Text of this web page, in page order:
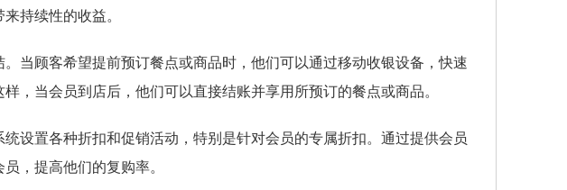
持续性的收益。
当顾客希望提前预订餐点或商品时，他们可以通过移动收银设备，快速
，当会员到店后，他们可以直接结账并享用所预订的餐点或商品。
设置各种折扣和促销活动，特别是针对会员的专属折扣。通过提供会员
，提高他们的复购率。